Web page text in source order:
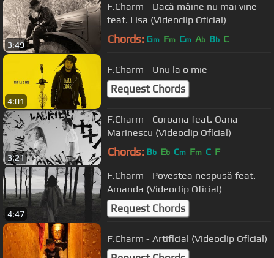
3:49
F.Charm - Dacă mâine nu mai vine
feat. Lisa (Videoclip Oficial)
Chords: Gm Fm Cm Ab Bb C
4:01
F.Charm - Unu la o mie
Request Chords
3:21
F.Charm - Coroana feat. Oana
Marinescu (Videoclip Oficial)
Chords: Bb Eb Cm Fm C F
4:47
F.Charm - Povestea nespusă feat.
Amanda (Videoclip Oficial)
Request Chords
F.Charm - Artificial (Videoclip Oficial)